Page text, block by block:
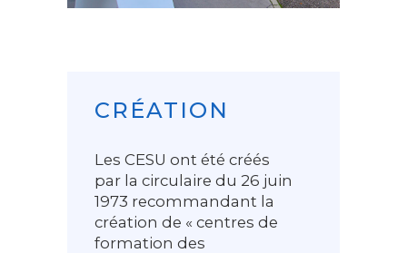
CRÉATION
Les CESU ont été créés
par la circulaire du 26 juin
1973 recommandant la
création de « centres de
formation des